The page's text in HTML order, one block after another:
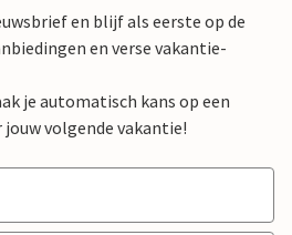
en blijf als eerste op de
en verse vakantie-
je automatisch kans op een
jouw volgende vakantie!